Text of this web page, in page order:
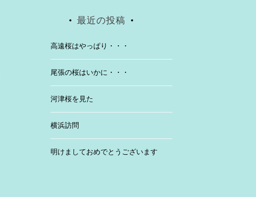
最近の投稿
高遠桜はやっぱり・・・
尾張の桜はいかに・・・
河津桜を見た
横浜訪問
明けましておめでとうございます